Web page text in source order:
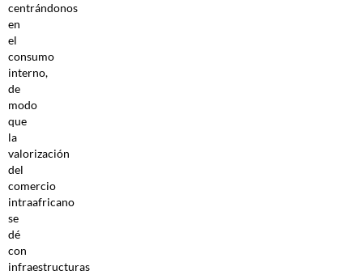
centrándonos
en
el
consumo
interno,
de
modo
que
la
valorización
del
comercio
intraafricano
se
dé
con
infraestructuras